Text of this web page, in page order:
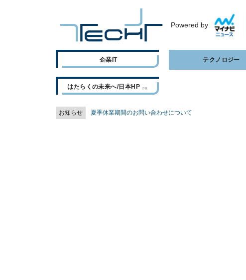
Powered by
企業IT テクノロジー
はたらくの未来へ/日本HP
お知らせ 夏季休業期間のお問い合わせについて